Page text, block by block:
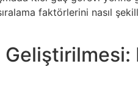
faktörlerini nasıl